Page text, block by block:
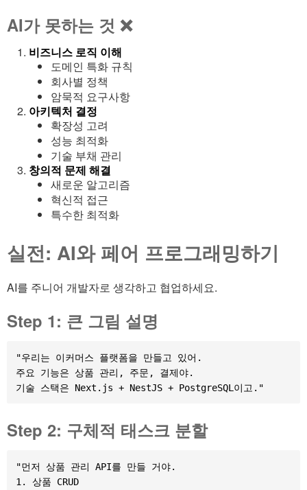
AI가 못하는 것 ❌
비즈니스 로직 이해
도메인 특화 규칙
회사별 정책
암묵적 요구사항
아키텍처 결정
확장성 고려
성능 최적화
기술 부채 관리
창의적 문제 해결
새로운 알고리즘
혁신적 접근
특수한 최적화
실전: AI와 페어 프로그래밍하기
AI를 주니어 개발자로 생각하고 협업하세요.
Step 1: 큰 그림 설명
"우리는 이커머스 플랫폼을 만들고 있어.
주요 기능은 상품 관리, 주문, 결제야.
Step 2: 구체적 태스크 분할
"먼저 상품 관리 API를 만들 거야.
1. 상품 CRUD